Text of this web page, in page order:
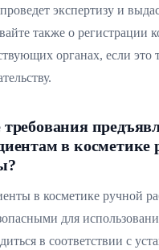
экспертизу и
также о регистрации
органах, если это
в косметике
в косметике ручной
для
в соответствии с